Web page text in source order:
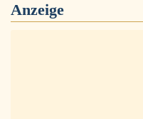
Anzeige